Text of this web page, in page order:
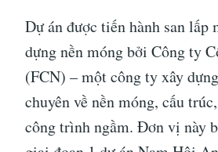
Dự án được tiến hành san lấp
dựng nền móng bởi Công ty
(FCN) – một công ty xây
chuyên về nền móng, cấu
công trình ngầm. Đơn vị này